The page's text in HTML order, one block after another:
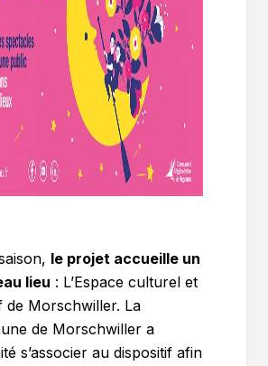
le projet accueille un
lieu : L’Espace culturel et
de Morschwiller. La
de Morschwiller a
s’associer au dispositif afin